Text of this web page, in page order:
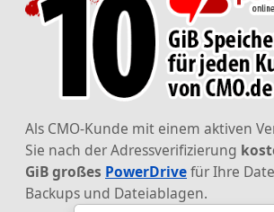
Als CMO-Kunde mit einem aktiven
Sie nach der Adressverifizierung
GiB großes PowerDrivefür Ihre
Backups und Dateiablagen.